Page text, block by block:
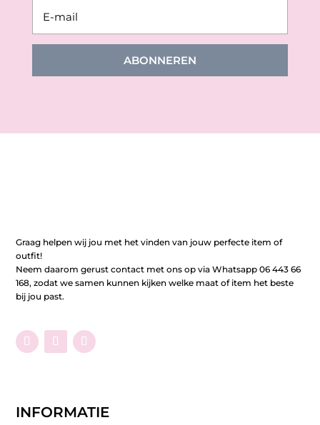
ABONNEREN
Graag helpen wij jou met het vinden van jouw perfecte item of
outfit!
Neem daarom gerust contact met ons op via Whatsapp 06 443 66
168, zodat we samen kunnen kijken welke maat of item het beste
bij jou past.
INFORMATIE